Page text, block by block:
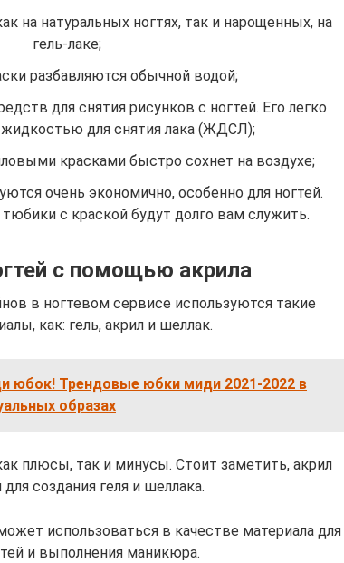
на натуральных ногтях, так и нарощенных, на
гель-лаке;
разбавляются обычной водой;
для снятия рисунков с ногтей. Его легко
для снятия лака (ЖДСЛ);
красками быстро сохнет на воздухе;
очень экономично, особенно для ногтей.
с краской будут долго вам служить.
с помощью акрила
в ногтевом сервисе используются такие
как: гель, акрил и шеллак.
юбок! Трендовые юбки миди 2021-2022 в
образах
плюсы, так и минусы. Стоит заметить, акрил
создания геля и шеллака.
использоваться в качестве материала для
и выполнения маникюра.